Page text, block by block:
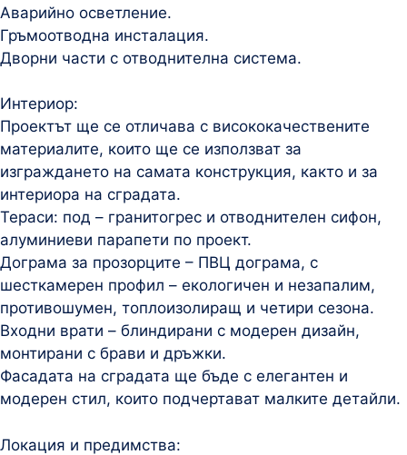
Аварийно осветление.
Гръмоотводна инсталация.
Дворни части с отводнителна система.
Интериор:
Проектът ще се отличава с висококачествените
материалите, които ще се използват за
изграждането на самата конструкция, както и за
интериора на сградата.
Тераси: под – гранитогрес и отводнителен сифон,
алуминиеви парапети по проект.
Дограма за прозорците – ПВЦ дограма, с
шесткамерен профил – екологичен и незапалим,
противошумен, топлоизолиращ и четири сезона.
Входни врати – блиндирани с модерен дизайн,
монтирани с брави и дръжки.
Фасадата на сградата ще бъде с елегантен и
модерен стил, които подчертават малките детайли.
Локация и предимства: